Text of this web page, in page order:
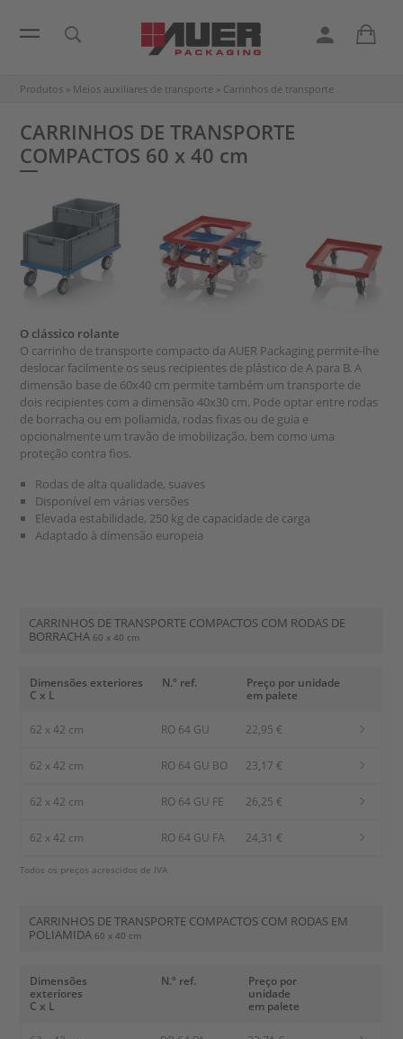
Produtos » Meios auxiliares de transporte » Carrinhos de transporte
CARRINHOS DE TRANSPORTE
COMPACTOS 60 x 40 cm
O clássico rolante
O carrinho de transporte compacto da AUER Packaging permite-lhe
deslocar facilmente os seus recipientes de plástico de A para B. A
dimensão base de 60x40 cm permite também um transporte de
dois recipientes com a dimensão 40x30 cm. Pode optar entre rodas
de borracha ou em poliamida, rodas fixas ou de guia e
opcionalmente um travão de imobilização, bem como uma
proteção contra fios.
Rodas de alta qualidade, suaves
Disponível em várias versões
Elevada estabilidade, 250 kg de capacidade de carga
Adaptado à dimensão europeia
CARRINHOS DE TRANSPORTE COMPACTOS COM RODAS DE
BORRACHA 60 x 40 cm
Dimensões exteriores
C x L
N.º ref.
Preço por unidade
em palete
62 x 42 cm RO 64 GU 22,95 €
62 x 42 cm RO 64 GU BO 23,17 €
62 x 42 cm RO 64 GU FE 26,25 €
62 x 42 cm RO 64 GU FA 24,31 €
Todos os preços acrescidos de IVA
CARRINHOS DE TRANSPORTE COMPACTOS COM RODAS EM
POLIAMIDA 60 x 40 cm
Dimensões
exteriores
C x L
N.º ref.
Preço por
unidade
em palete